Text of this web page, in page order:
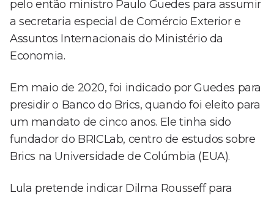
pelo então ministro Paulo Guedes para assumir
a secretaria especial de Comércio Exterior e
Assuntos Internacionais do Ministério da
Economia.
Em maio de 2020, foi indicado por Guedes para
presidir o Banco do Brics, quando foi eleito para
um mandato de cinco anos. Ele tinha sido
fundador do BRICLab, centro de estudos sobre
Brics na Universidade de Colúmbia (EUA).
Lula pretende indicar Dilma Rousseff para